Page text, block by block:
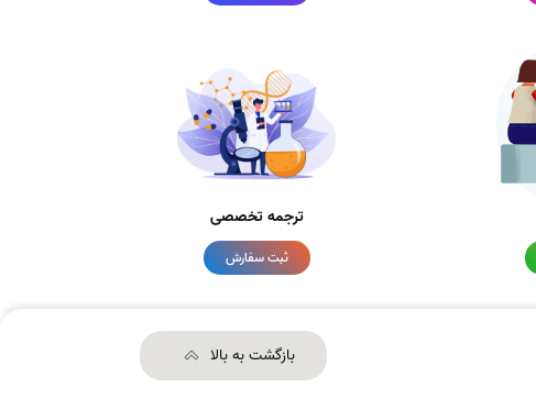
ترجمه تخصصی
ثبت سفارش
بازگشت به بالا